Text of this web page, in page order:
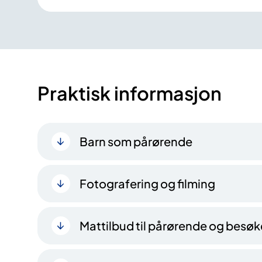
Praktisk informasjon
Barn som pårørende
Fotografering og filming
Mattilbud til pårørende og